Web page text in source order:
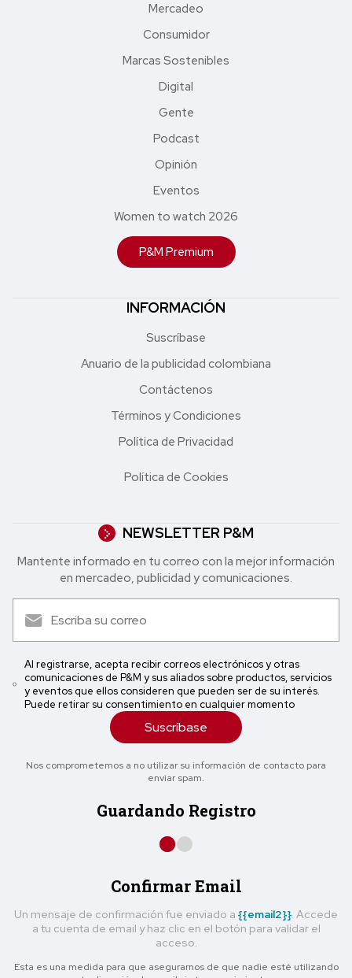
Mercadeo
Consumidor
Marcas Sostenibles
Digital
Gente
Podcast
Opinión
Eventos
Women to watch 2026
P&M Premium
INFORMACIÓN
Suscríbase
Anuario de la publicidad colombiana
Contáctenos
Términos y Condiciones
Política de Privacidad
Política de Cookies
NEWSLETTER P&M
Mantente informado en tu correo con la mejor in formación
en mercadeo, publicidad y comunicaciones.
Al registrarse, acepta recibir correos electrónicos y otras
comunicaciones de P&M y sus aliados sobre productos, servicios
y eventos que ellos consideren que pueden ser de su interés.
Puede retirar su consentimiento en cualquier momento
Suscríbase
Nos comprometemos a no utilizar su información de contacto para
enviar spam.
Guardando Registro
Confirmar Email
Un mensaje de confirmación fue enviado a {{email2}}. Accede
a tu cuenta de email y haz clic en el botón para validar el
acceso.
Esta es una medida para que asegurarnos de que nadie esté utilizando